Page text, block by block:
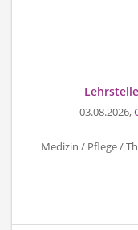
03.08.2026,
Medizin / Pflege /